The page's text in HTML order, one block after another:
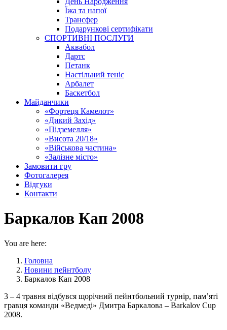
Їжа та напої
Трансфер
Подарункові сертифікати
СПОРТИВНІ ПОСЛУГИ
Аквабол
Дартс
Петанк
Настільний теніс
Арбалет
Баскетбол
Майданчики
«Фортеця Камелот»
«Дикий Захід»
«Підземелля»
«Висота 20/18»
«Військова частина»
«Залізне місто»
Замовити гру
Фотогалерея
Відгуки
Контакти
Баркалов Кап 2008
You are here:
Головна
Новини пейнтболу
Баркалов Кап 2008
3 – 4 травня відбувся щорічний пейнтбольний турнір, пам’яті
гравця команди «Ведмеді» Дмитра Баркалова – Barkalov Cup
2008.